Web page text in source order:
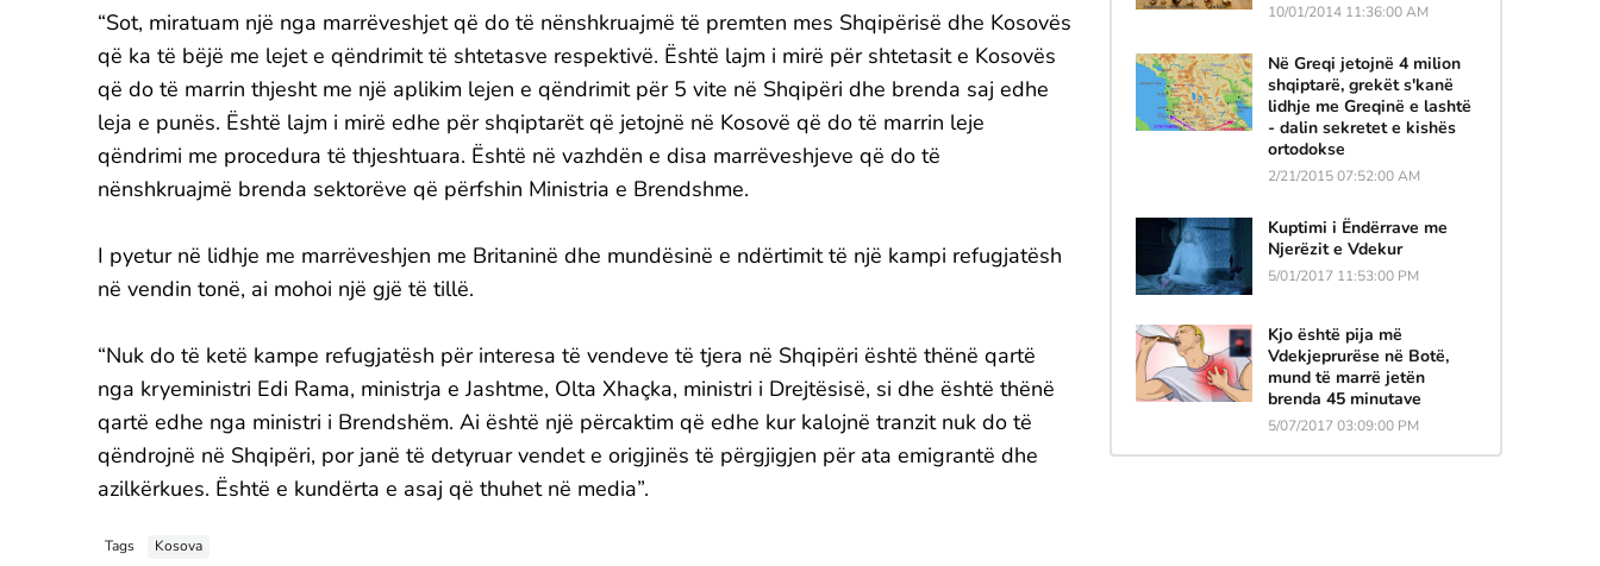
“Sot, miratuam një nga marrëveshjet që do të nënshkruajmë të premten mes Shqipërisë dhe Kosovës
që ka të bëjë me lejet e qëndrimit të shtetasve respektivë. Është lajm i mirë për shtetasit e Kosovës
që do të marrin thjesht me një aplikim lejen e qëndrimit për 5 vite në Shqipëri dhe brenda saj edhe
leja e punës. Është lajm i mirë edhe për shqiptarët që jetojnë në Kosovë që do të marrin leje
qëndrimi me procedura të thjeshtuara. Është në vazhdën e disa marrëveshjeve që do të
nënshkruajmë brenda sektorëve që përfshin Ministria e Brendshme.
I pyetur në lidhje me marrëveshjen me Britaninë dhe mundësinë e ndërtimit të një kampi refugjatësh
në vendin tonë, ai mohoi një gjë të tillë.
“Nuk do të ketë kampe refugjatësh për interesa të vendeve të tjera në Shqipëri është thënë qartë
nga kryeministri Edi Rama, ministrja e Jashtme, Olta Xhaçka, ministri i Drejtësisë, si dhe është thënë
qartë edhe nga ministri i Brendshëm. Ai është një përcaktim që edhe kur kalojnë tranzit nuk do të
qëndrojnë në Shqipëri, por janë të detyruar vendet e origjinës të përgjigjen për ata emigrantë dhe
azilkërkues. Është e kundërta e asaj që thuhet në media”.
Tags Kosova
10/01/2014 11:36:00 AM
Në Greqi jetojnë 4 milion
shqiptarë, grekët s'kanë
lidhje me Greqinë e lashtë
- dalin sekretet e kishës
ortodokse
2/21/2015 07:52:00 AM
Kuptimi i Ëndërrave me
Njerëzit e Vdekur
5/01/2017 11:53:00 PM
Kjo është pija më
Vdekjeprurëse në Botë,
mund të marrë jetën
brenda 45 minutave
5/07/2017 03:09:00 PM